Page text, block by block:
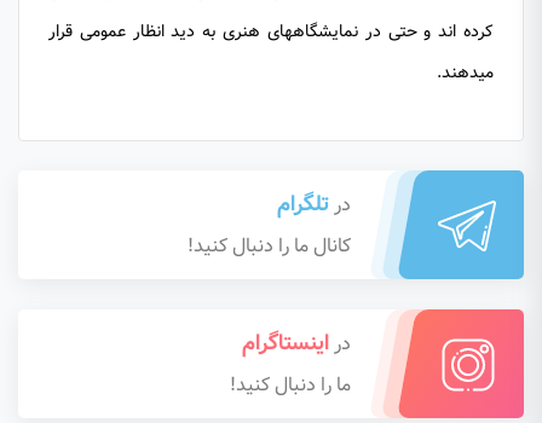
کرده اند و حتی در نمایشگاههای هنری به دید انظار عمومی قرار
میدهند.
در تلگرام
کانال ما را دنبال کنید!
در اینستاگرام
ما را دنبال کنید!